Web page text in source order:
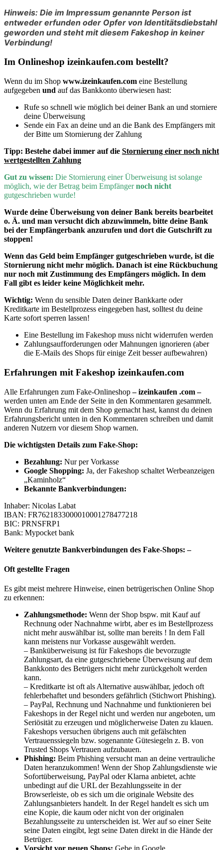
Hinweis: Die im Impressum genannte Person ist
entweder erfunden oder Opfer von Identitätsdiebstahl
geworden und steht mit diesem Fakeshop in keiner
Verbindung!
Im Onlineshop izeinkaufen.com bestellt?
Wenn du im Shop www.izeinkaufen.com eine Bestellung
aufgegeben und auf das Bankkonto überwiesen hast:
Rufe so schnell wie möglich bei deiner Bank an und storniere
deine Überweisung
Sende ein Fax an deine und an die Bank des Empfängers mit
der Bitte um Stornierung der Zahlung
Tipp: Bestehe dabei immer auf die Stornierung einer noch nicht
wertgestellten Zahlung
Gut zu wissen: Die Stornierung einer Überweisung ist solange
möglich, wie der Betrag beim Empfängernoch nicht
gutgeschrieben wurde!
Wurde deine Überweisung von deiner Bank bereits bearbeitet
o. Ä. und man versucht dich abzuwimmeln, bitte deine Bank
bei der Empfängerbank anzurufen und dort die Gutschrift zu
stoppen!
Wenn das Geld beim Empfänger gutgeschrieben wurde, ist die
Stornierung nicht mehr möglich. Danach ist eine Rückbuchung
nur noch mit Zustimmung des Empfängers möglich. In dem
Fall gibt es leider keine Möglichkeit mehr.
Wichtig: Wenn du sensible Daten deiner Bankkarte oder
Kreditkarte im Bestellprozess eingegeben hast, solltest du deine
Karte sofort sperren lassen!
Eine Bestellung im Fakeshop muss nicht widerrufen werden
Zahlungsaufforderungen oder Mahnungen ignorieren (aber
die E-Mails des Shops für einige Zeit besser aufbewahren)
Erfahrungen mit Fakeshop izeinkaufen.com
Alle Erfahrungen zum Fake-Onlineshop– izeinkaufen .com –
werden unten am Ende der Seite in den Kommentaren gesammelt.
Wenn du Erfahrung mit dem Shop gemacht hast, kannst du deinen
Erfahrungsbericht unten in den Kommentaren schreiben und damit
anderen Nutzern vor diesem Shop warnen.
Die wichtigsten Details zum Fake-Shop:
Bezahlung: Nur per Vorkasse
Google Shopping: Ja, der Fakeshop schaltet Werbeanzeigen
„Kaminholz“
Bekannte Bankverbindungen:
Inhaber: Nicolas Labat
IBAN: FR7621833000010001278477218
BIC: PRNSFRP1
Bank: Mypocket bank
Weitere genutzte Bankverbindungen des Fake-Shops: –
Oft gestellte Fragen
Es gibt meist mehrere Hinweise, einen betrügerischen Online Shop
zu erkennen:
Zahlungsmethode: Wenn der Shop bspw. mit Kauf auf
Rechnung oder Nachnahme wirbt, aber es im Bestellprozess
nicht mehr auswählbar ist, sollte man bereits ! In dem Fall
kann meistens nur Vorkasse ausgewählt werden.
– Banküberweisung ist für Fakeshops die bevorzugte
Zahlungsart, da eine gutgeschriebene Überweisung auf dem
Bankkonto des Betrügers nicht mehr zurückgeholt werden
kann.
– Kreditkarte ist oft als Alternative auswählbar, jedoch oft
fehlerbehaftet und besonders gefährlich (Stichwort Phishing).
– PayPal, Rechnung und Nachnahme und funktionieren bei
Fakeshops in der Regel nicht und werden nur angeboten, um
Seriösität zu erzeugen und möglicherweise Daten zu klauen.
Fakeshops versuchen übrigens auch mit gefälschten
Vertrauenssiegeln bzw. sogenannte Gütesiegeln z. B. von
Trusted Shops Vertrauen aufzubauen.
Phishing: Beim Phishing versucht man an deine vertrauliche
Daten heranzukommen! Wenn der Shop Zahlungsdienste wie
Sofortüberweisung, PayPal oder Klarna anbietet, achte
unbedingt auf die URL der Bezahlungsseite in der
Browserleiste, ob es sich um die originale Website des
Zahlungsanbieters handelt. In der Regel handelt es sich um
eine Kopie, die kaum oder nicht von der originalen
Bezahlungsseite zu unterscheiden ist. Wer auf so einer Seite
seine Daten eingibt, legt seine Daten direkt in die Hände der
Betrüger.